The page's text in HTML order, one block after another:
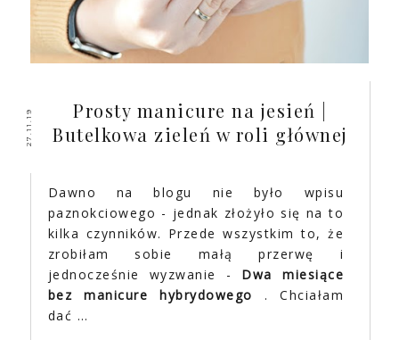
27.11.19
Prosty manicure na jesień |
Butelkowa zieleń w roli głównej
Dawno na blogu nie było wpisu
paznokciowego - jednak złożyło się na to
kilka czynników. Przede wszystkim to, że
zrobiłam sobie małą przerwę i
jednocześnie wyzwanie - Dwa miesiące
bez manicure hybrydowego . Chciałam
dać …